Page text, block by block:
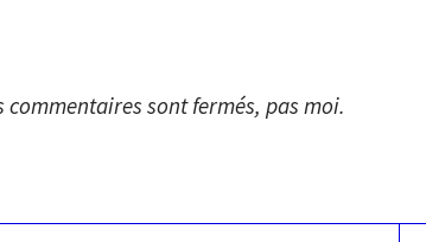
commentaires sont fermés, pas moi.